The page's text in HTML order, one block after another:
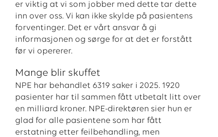
er viktig at vi som jobber med dette tar dette
inn over oss. Vi kan ikke skylde på pasientens
forventinger. Det er vårt ansvar å gi
informasjonen og sørge for at det er forstått
før vi opererer.
Mange blir skuffet
NPE har behandlet 6319 saker i 2025. 1920
pasienter har til sammen fått utbetalt litt over
en milliard kroner. NPE-direktøren sier hun er
glad for alle pasientene som har fått
erstatning etter feilbehandling, men